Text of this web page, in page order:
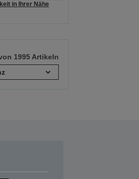
in Ihrer Nähe
1995 Artikeln